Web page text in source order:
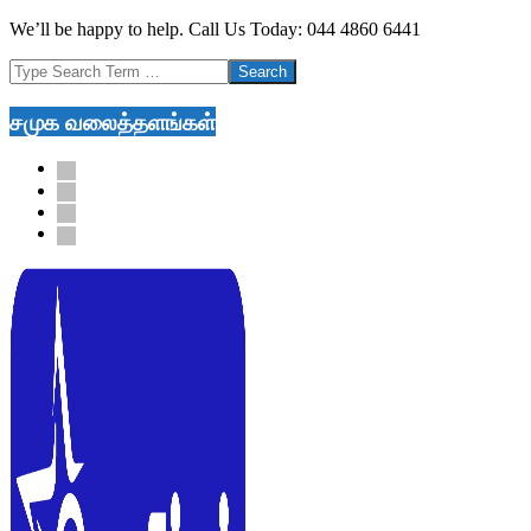
Skip
content
We’ll be happy to help. Call Us Today: 044 4860 6441
Search
சமுக வலைத்தளங்கள்
facebook
twitter
youtube
google